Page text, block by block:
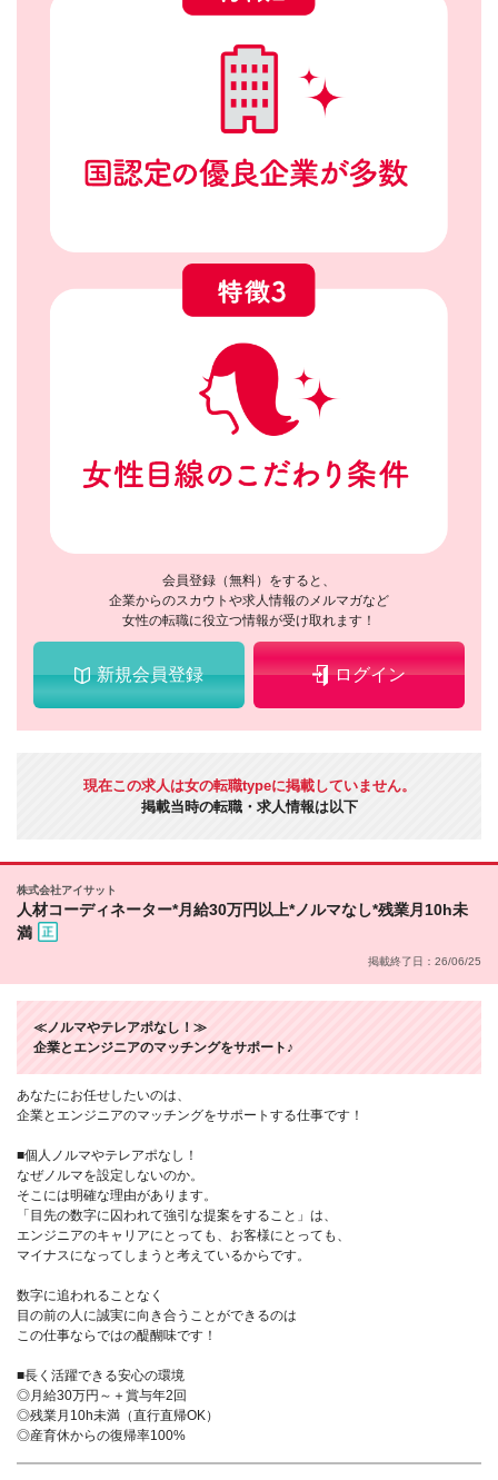
会員登録（無料）をすると、
企業からのスカウトや求人情報のメルマガなど
女性の転職に役立つ情報が受け取れます！
新規会員登録 ログイン
現在この求人は女の転職typeに掲載していません。
掲載当時の転職・求人情報は以下
株式会社アイサット
人材コーディネーター*月給30万円以上*ノルマなし*残業月10h未
満
掲載終了日：26/06/25
≪ノルマやテレアポなし！≫
企業とエンジニアのマッチングをサポート♪
あなたにお任せしたいのは、
企業とエンジニアのマッチングをサポートする仕事です！
■個人ノルマやテレアポなし！
なぜノルマを設定しないのか。
そこには明確な理由があります。
「目先の数字に囚われて強引な提案をすること」は、
エンジニアのキャリアにとっても、お客様にとっても、
マイナスになってしまうと考えているからです。
数字に追われることなく
目の前の人に誠実に向き合うことができるのは
この仕事ならではの醍醐味です！
■長く活躍できる安心の環境
◎月給30万円～＋賞与年2回
◎残業月10h未満（直行直帰OK）
◎産育休からの復帰率100%